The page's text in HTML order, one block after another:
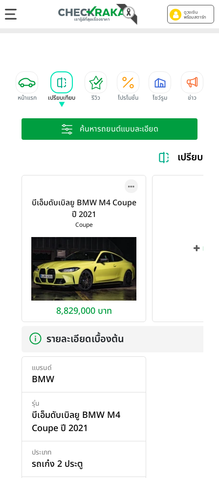
ดูวงเงิน
พร้อมสตาร์ท
หน้าแรก เปรียบเทียบ รีวิว โปรโมชั่น โชว์รูม ข่าว
ค้นหารถยนต์แบบละเอียด
เปรียบเ
บีเอ็มดับเบิลยู BMW M4 Coupe
ปี 2021
Coupe
8,829,000 บาท
เพิ่
รายละเอียดเบื้องต้น
แบรนด์
BMW
รุ่น
บีเอ็มดับเบิลยู BMW M4
Coupe ปี 2021
ประเภท
รถเก๋ง 2 ประตู